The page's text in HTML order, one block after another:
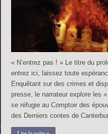
« N’entrez pas ! » Le titre du
entrez ici, laissez toute
Enquêtant sur des crimes et
presse, le narrateur explore les
se réfugie au Comptoir des
des Derniers contes de